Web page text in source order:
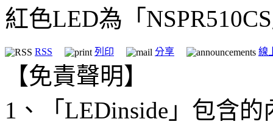
紅色LED為「
RSS 列印 分享 線
【免責聲明】
1、「LEDinside」包含